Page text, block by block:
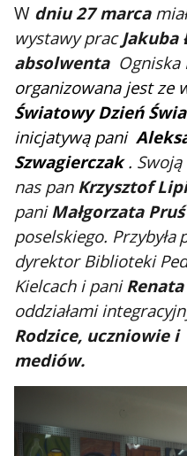
W dniu 27 marca
wystawy prac Jakuba
absolwenta Ogniska
organizowana jest ze
Światowy Dzień
inicjatywą pani
Szwagierczak.
nas pan Krzysztof
pani Małgorzata Pruś
poselskiego. Przybyła
dyrektor Biblioteki
Kielcach i pani
oddziałami
Rodzice, uczniowie
mediów.